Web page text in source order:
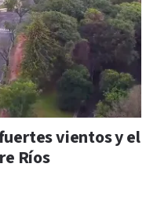
vientos y el
Ríos